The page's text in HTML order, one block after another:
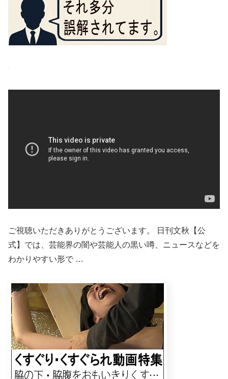
ご視聴いただきありがとうございます。 日刊文秋【公
式】では、芸能界の闇や芸能人の黒い噂、ニュースなどを
わかりやすい形で …